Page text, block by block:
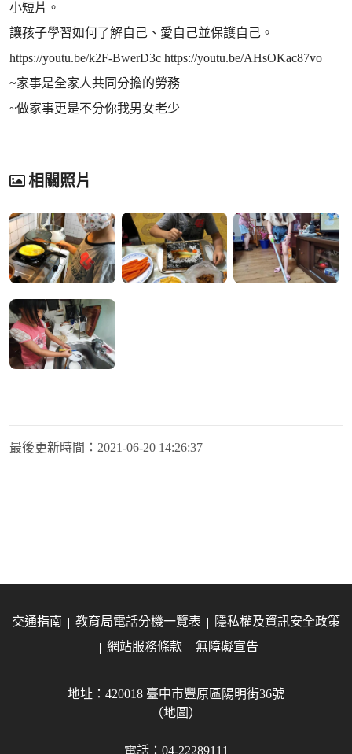
小短片。
讓孩子學習如何了解自己、愛自己並保護自己。
https://youtu.be/k2F-BwerD3c https://youtu.be/AHsOKac87vo
~家事是全家人共同分擔的勞務
~做家事更是不分你我男女老少
相關照片
最後更新時間： 2021-06-20 14:26:37
交通指南 教育局電話分機一覽表
隱私權及資訊安全政策
網站服務條款
無障礙宣告
地址：420018 臺中市豐原區陽明街36號
（地圖）
電話：04-22289111